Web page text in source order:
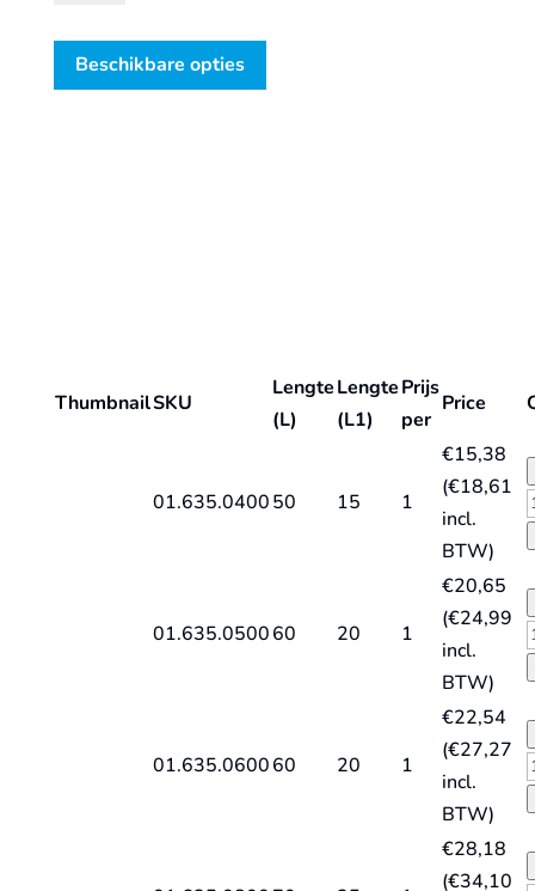
gecoat,
Beschikbare opties
ThumbnailSKU
Lengte
(L)
Lengte
(L1)
Prijs
per
Price
01.635.040050 15 1
€15,38
(€18,61
incl.
BTW)
01.635.050060 20 1
€20,65
(€24,99
incl.
BTW)
01.635.060060 20 1
€22,54
(€27,27
incl.
BTW)
€28,18
(€34,10